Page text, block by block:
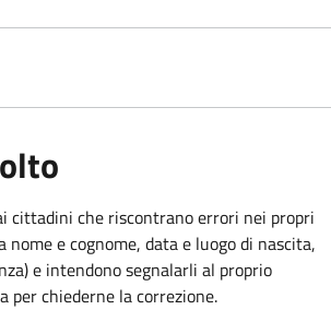
cittadini che riscontrano errori nei propri
nome e cognome, data e luogo di nascita,
e intendono segnalarli al proprio
per chiederne la correzione.